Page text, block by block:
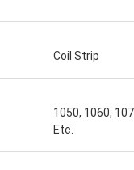
Coil Strip
1050, 1060,
Etc.